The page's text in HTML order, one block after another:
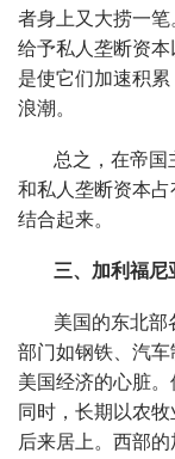
者身上又大捞一
给予私人垄断资
是使它们加速积
浪潮。
总之，在帝国
和私人垄断资本
结合起来。
三、加利福尼
美国的东北部
部门如钢铁、汽
美国经济的心脏
同时，长期以农
后来居上。西部